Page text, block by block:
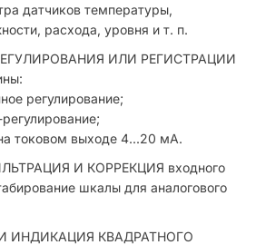
датчиков температуры,
расхода, уровня и т. п.
ИЛИ РЕГИСТРАЦИИ
регулирование;
токовом выходе 4...20 мА.
И КОРРЕКЦИЯ входного
шкалы для аналогового
ИНДИКАЦИЯ КВАДРАТНОГО